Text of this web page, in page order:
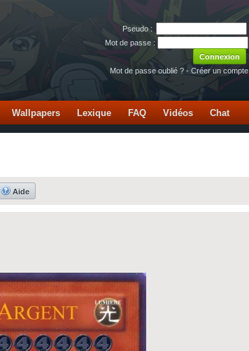
Pseudo :
Mot de passe :
Mot de passe oublié ? - Créer un compte
Wallpapers Lexique FAQ Vidéos Chat
Aide